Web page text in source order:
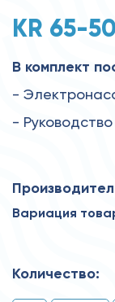
KR 65-
В комплект
-
-
Вариация
Количество: